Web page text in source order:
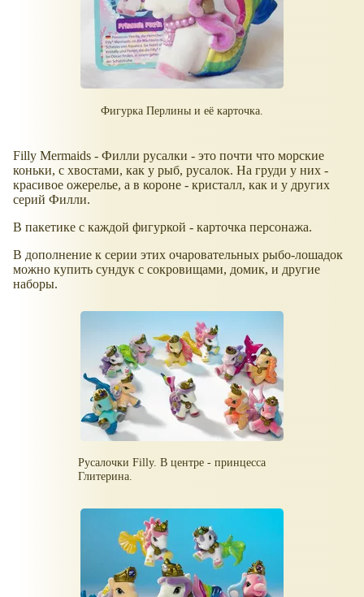
Фигурка Перлины и её карточка.
Filly Mermaids - Филли русалки - это почти что морские
коньки, с хвостами, как у рыб, русалок. На груди у них -
красивое ожерелье, а в короне - кристалл, как и у других
серий Филли.
В пакетике с каждой фигуркой - карточка персонажа.
В дополнение к серии этих очаровательных рыбо-лошадок
можно купить сундук с сокровищами, домик, и другие
наборы.
Русалочки Filly. В центре - принцесса
Глитерина.